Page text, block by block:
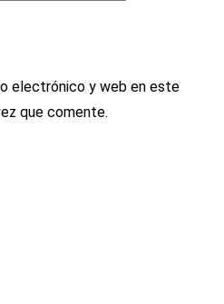
electrónico y web en este
que comente.